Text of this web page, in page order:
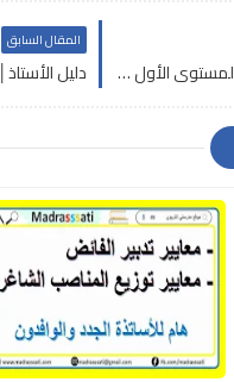
التوزيع السنوي│الممتع في التربية الفنية│المستوى الأول - طبعة شتنبر 2021
المقال السابق